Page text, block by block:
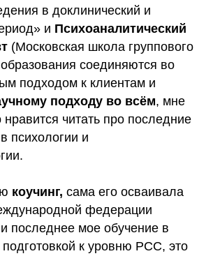
в доклинический и
и Психоаналитический
(Московская школа группового
соединяются во
подходом к клиентам и
подходу во всём, мне
нравится читать про последние
психологии и
коучинг, сама его осваивала
федерации
последнее мое обучение в
к уровню PСС, это